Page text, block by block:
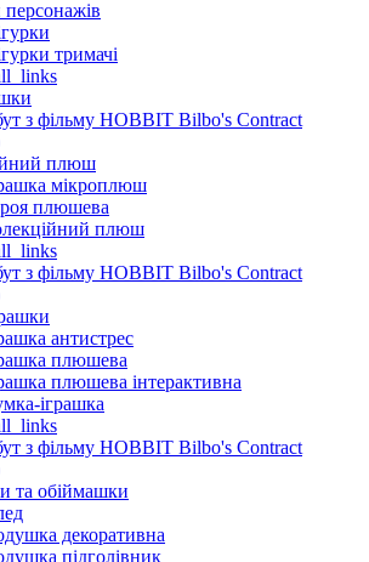
тримачі
плюш
мікроплюш
плюшева
плюш
антистрес
плюшева
плюшева інтерактивна
іграшка
та обіймашки
декоративна
підголівник